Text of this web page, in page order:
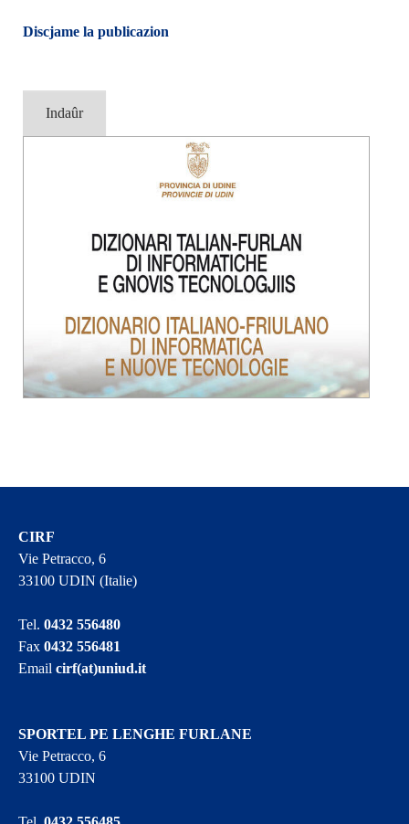
Discjame la publicazion
Indaûr
CIRF
Vie Petracco, 6
33100 UDIN (Italie)
Tel.0432 556480
Fax0432 556481
Emailcirf(at)uniud.it
SPORTEL PE LENGHE FURLANE
Vie Petracco, 6
33100 UDIN